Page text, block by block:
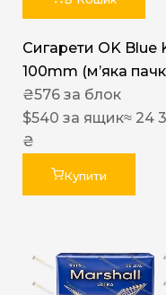
Сигарети OK Blue
100mm (м’яка
₴576 за блок
$540 за ящик≈ 24
₴
Купити